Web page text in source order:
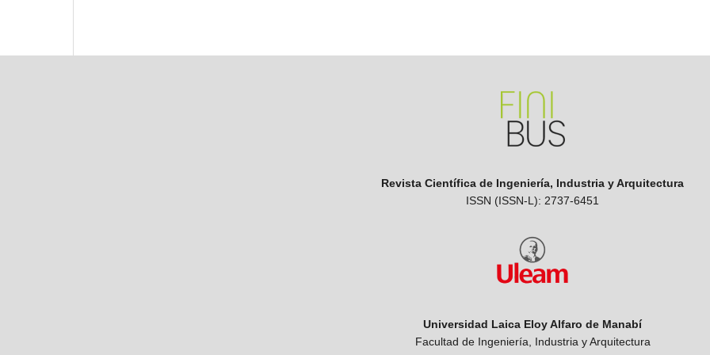
Revista Científica de Ingeniería, Industria y Arquitectura
ISSN (ISSN-L): 2737-6451
Universidad Laica Eloy Alfaro de Manabí
Facultad de Ingeniería, Industria y Arquitectura